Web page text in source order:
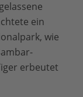
ein
wie
erbeutet